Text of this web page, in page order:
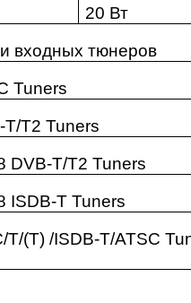
20 Вт
входных тюнеров
Tuners
T/T2 Tuners
DVB-T/T2 Tuners
ISDB-T Tuners
(T) /ISDB-T/ATSC